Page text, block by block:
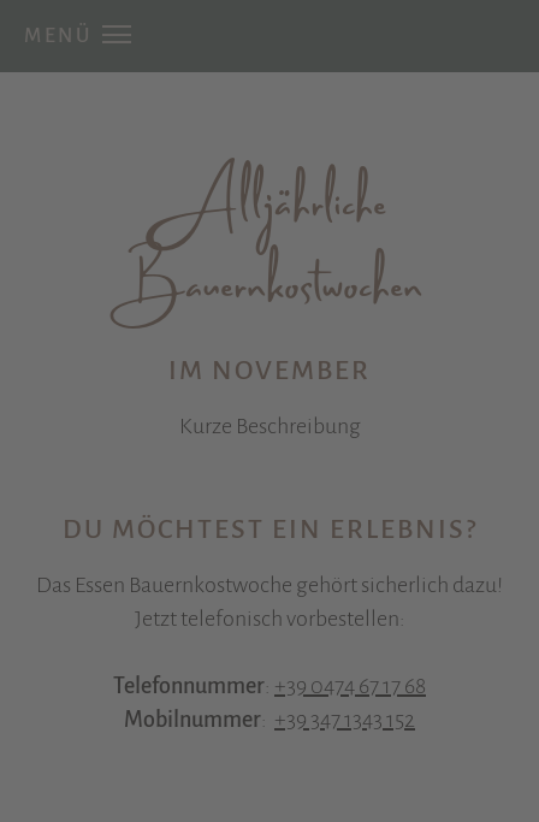
MENÜ
Alljährliche
Bauernkostwochen
IM NOVEMBER
Kurze Beschreibung
DU MÖCHTEST EIN ERLEBNIS?
Das Essen Bauernkostwoche gehört sicherlich dazu!
Jetzt telefonisch vorbestellen:
Telefonnummer: +39 0474 67 17 68
Mobilnummer: +39 347 1343 152